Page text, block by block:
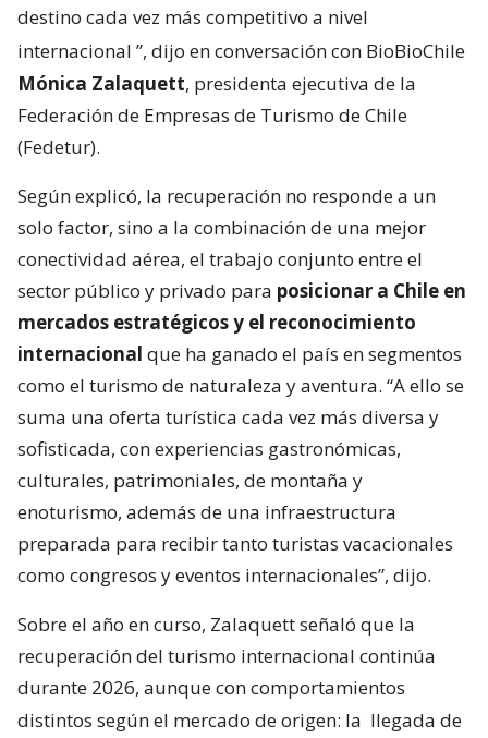
destino cada vez más competitivo a nivel
internacional ”, dijo en conversación con BioBioChile
Mónica Zalaquett, presidenta ejecutiva de la
Federación de Empresas de Turismo de Chile
(Fedetur).
Según explicó, la recuperación no responde a un
solo factor, sino a la combinación de una mejor
conectividad aérea, el trabajo conjunto entre el
sector público y privado para posicionar a Chile en
mercados estratégicos y el reconocimiento
internacional que ha ganado el país en segmentos
como el turismo de naturaleza y aventura. “A ello se
suma una oferta turística cada vez más diversa y
sofisticada, con experiencias gastronómicas,
culturales, patrimoniales, de montaña y
enoturismo, además de una infraestructura
preparada para recibir tanto turistas vacacionales
como congresos y eventos internacionales”, dijo.
Sobre el año en curso, Zalaquett señaló que la
recuperación del turismo internacional continúa
durante 2026, aunque con comportamientos
distintos según el mercado de origen: la llegada de